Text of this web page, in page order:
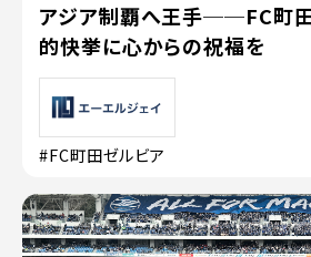
アジア制覇へ王手──FC町
的快挙に心からの祝福を
#FC町田ゼルビア